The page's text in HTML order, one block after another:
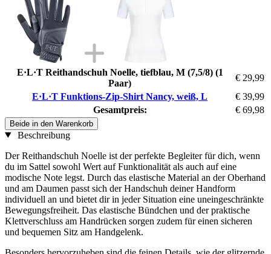
E·L·T Reithandschuh Noelle, tiefblau, M (7,5/8) (1
Paar)
€ 29,99
E·L·T Funktions-Zip-Shirt Nancy, weiß, L
€ 39,99
Gesamtpreis:
€ 69,98
Beide in den Warenkorb
Beschreibung
Der Reithandschuh Noelle ist der perfekte Begleiter für dich, wenn
du im Sattel sowohl Wert auf Funktionalität als auch auf eine
modische Note legst. Durch das elastische Material an der Oberhand
und am Daumen passt sich der Handschuh deiner Handform
individuell an und bietet dir in jeder Situation eine uneingeschränkte
Bewegungsfreiheit. Das elastische Bündchen und der praktische
Klettverschluss am Handrücken sorgen zudem für einen sicheren
und bequemen Sitz am Handgelenk.